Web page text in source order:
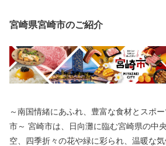
宮崎県宮崎市のご紹介
～南国情緒にあふれ、豊富な食材とスポ
市～ 宮崎市は、日向灘に臨む宮崎県の中央部にあり、青い海と
空、四季折々の花や緑に彩られ、温暖な